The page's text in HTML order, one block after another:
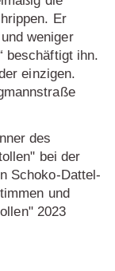
Er
weniger
beschäftigt ihn.
einzigen.
des
bei der
Schoko-Dattel-
und
2023